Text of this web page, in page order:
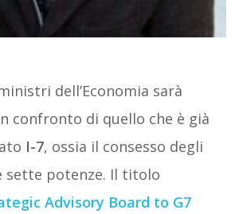
dell’Economia sarà
confronto di quello che è già
I-7, ossia il consesso degli
sette potenze. Il titolo
Advisory Board to G7